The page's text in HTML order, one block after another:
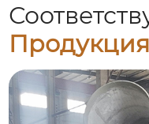
Продукция